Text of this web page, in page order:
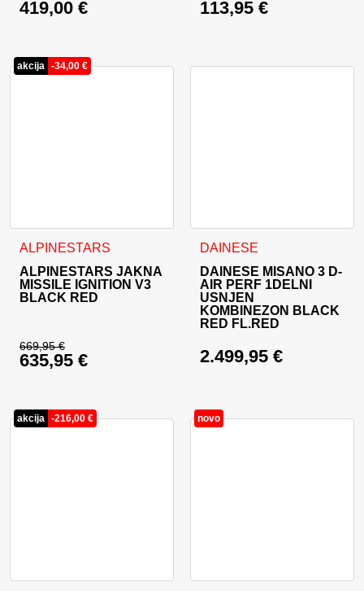
Izvirna cena je bila: 449,00 €.
419,00 €
Izvirna cena je bila:
113,95 €
akcija -34,00 €
ALPINESTARS
ALPINESTARS JAKNA
MISSILE IGNITION V3
BLACK RED
669,95€
Izvirna cena je bila: 669,95 €.
635,95 €
Ta izdelek ima več različic. Možnosti lahko izberete na
DAINESE
DAINESE MISANO 3 D-
AIR PERF 1DELNI
USNJEN
KOMBINEZON BLACK
RED FL.RED
2.499,95 €
Ta izdelek ima več različic.
akcija -216,00 € novo